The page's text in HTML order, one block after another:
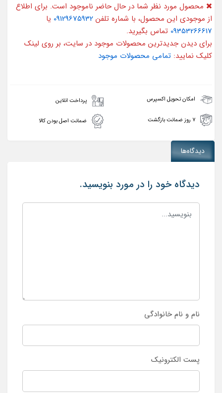
محصول مورد نظر شما در حال حاضر ناموجود است. برای اطلاع
از موجودی این محصول، با شماره تلفن 09129675932 یا
09353266617 تماس بگیرید.
برای دیدن جدیدترین محصولات موجود در سایت، بر روی لینک
کلیک نمایید: تمامی محصولات موجود
امکان تحویل اکسپرس پرداخت انلاین
۷ روز ضمانت بازگشت ضمانت اصل بودن کالا
دیدگاه‌ها
دیدگاه خود را در مورد بنویسید.
نام و نام خانوادگی
پست الکترونیک